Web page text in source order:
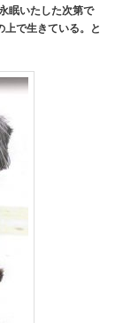
眠いたした次第で
で生きている。と